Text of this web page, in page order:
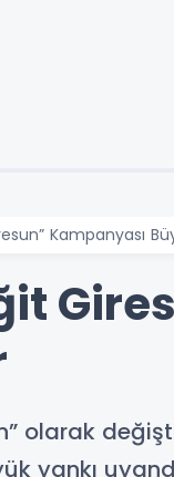
Kampanyası
olarak
yankı